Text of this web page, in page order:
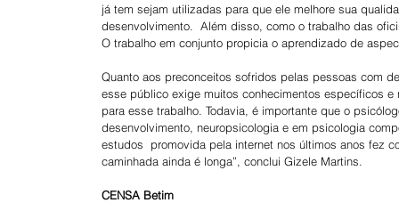
já tem sejam utilizadas para que ele melhore sua
desenvolvimento.  Além disso, como o trabalho das
O trabalho em conjunto propicia o aprendizado de
Quanto aos preconceitos sofridos pelas pessoas com
esse público exige muitos conhecimentos específicos
para esse trabalho. Todavia, é importante que o
desenvolvimento, neuropsicologia e em psicologia
estudos  promovida pela internet nos últimos anos fez
caminhada ainda é longa”, conclui Gizele Martins.
CENSA Betim